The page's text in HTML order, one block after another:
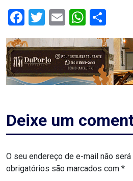
BASTIDORES
Blog
BRASIL
CÂMARA
GUAMARÉ
CÂMARA
DE
Facebook
Twitter
Email
Deixe um
O seu endereço de e-mail não será
obrigatórios são marcados com *